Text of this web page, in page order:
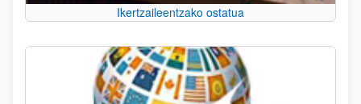
Ikertzaileentzako ostatua